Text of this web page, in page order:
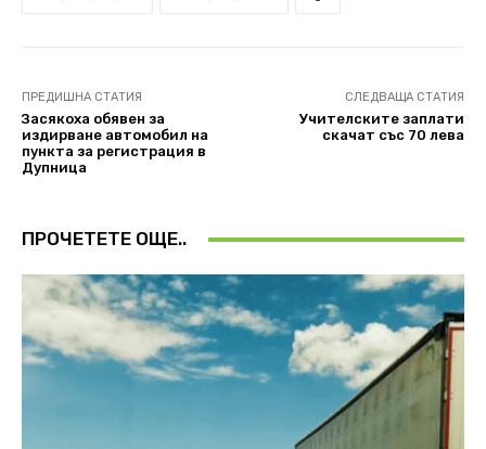
ПРЕДИШНА СТАТИЯ
Засякоха обявен за
издирване автомобил на
пункта за регистрация в
Дупница
СЛЕДВАЩА СТАТИЯ
Учителските заплати
скачат със 70 лева
ПРОЧЕТЕТЕ ОЩЕ..